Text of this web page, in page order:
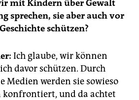
mit Kindern über Gewalt
sprechen, sie aber auch vor
schützen?
Ich glaube, wir können
davor schützen. Durch
Medien werden sie sowieso
und da achtet